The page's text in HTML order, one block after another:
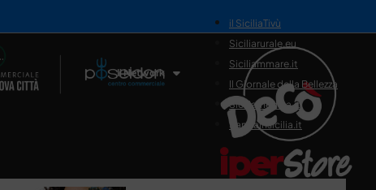
Il Network
il SiciliaTivù
Siciliarurale.eu
Siciliammare.it
Il Giornale della Bellezza
Siciliamedica.it
Sanitainsicilia.it